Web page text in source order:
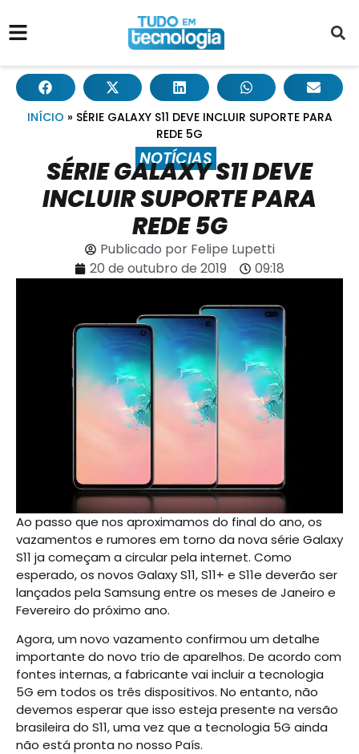
INÍCIO » SÉRIE GALAXY S11 DEVE INCLUIR SUPORTE PARA
REDE 5G
NOTÍCIAS
SÉRIE GALAXY S11 DEVE
INCLUIR SUPORTE PARA
REDE 5G
Publicado porFelipe Lupetti
20 de outubro de 2019
09:18
Ao passo que nos aproximamos do final do ano, os
vazamentos e rumores em torno da nova série Galaxy
S11 ja começam a circular pela internet. Como
esperado, os novos Galaxy S11, S11+ e S11e deverão ser
lançados pela Samsung entre os meses de Janeiro e
Fevereiro do próximo ano.
Agora, um novo vazamento confirmou um detalhe
importante do novo trio de aparelhos. De acordo com
fontes internas, a fabricante vai incluir a tecnologia
5G em todos os três dispositivos. No entanto, não
devemos esperar que isso esteja presente na versão
brasileira do S11, uma vez que a tecnologia 5G ainda
não está pronta no nosso País.